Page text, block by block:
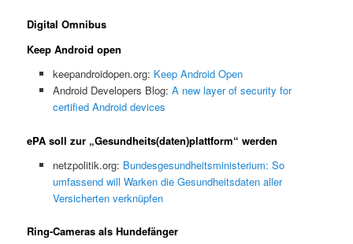
Digital Omnibus
Keep Android open
keepandroidopen.org: Keep Android Open
Android Developers Blog: A new layer of security for
certified Android devices
ePA soll zur „Gesundheits(daten)plattform“ werden
netzpolitik.org: Bundesgesundheitsministerium: So
umfassend will Warken die Gesundheitsdaten aller
Versicherten verknüpfen
Ring-Cameras als Hundefänger